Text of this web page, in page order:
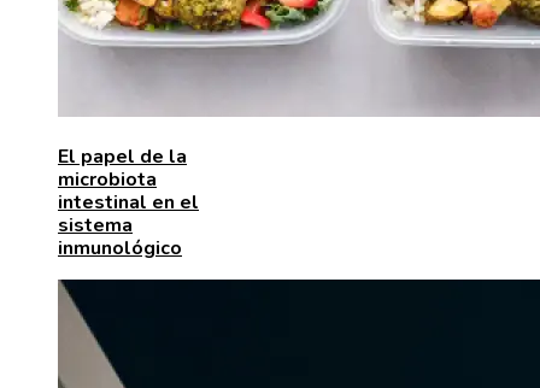
El papel de la
microbiota
intestinal en el
sistema
inmunológico